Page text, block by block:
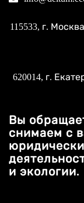
115533, г. Москва
620014, г.
Вы
снимаем с
и экологии.